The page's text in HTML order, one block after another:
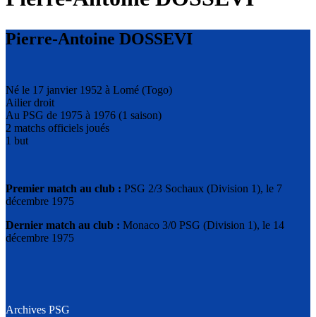
Pierre-Antoine DOSSEVI
Né le 17 janvier 1952 à Lomé (Togo)
Ailier droit
Au PSG de 1975 à 1976 (1 saison)
2 matchs officiels joués
1 but
Premier match au club : PSG 2/3 Sochaux (Division 1), le 7
décembre 1975
Dernier match au club : Monaco 3/0 PSG (Division 1), le 14
décembre 1975
Archives PSG